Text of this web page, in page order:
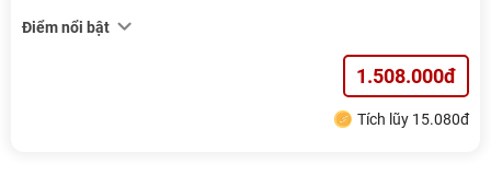
Điểm nổi bật
1.508.000đ
Tích lũy 15.080đ